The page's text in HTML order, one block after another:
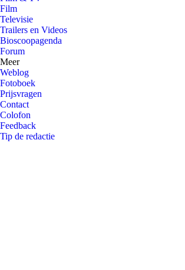
Film
Televisie
Trailers en Videos
Bioscoopagenda
Forum
Meer
Weblog
Fotoboek
Prijsvragen
Contact
Colofon
Feedback
Tip de redactie